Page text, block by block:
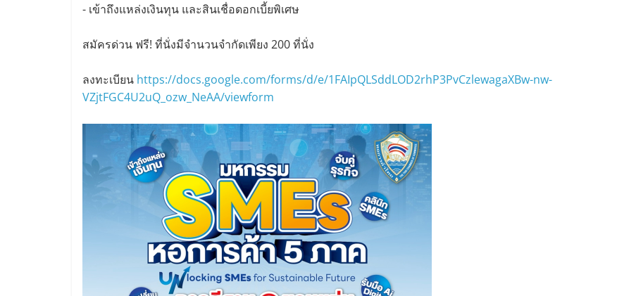
- เข้าถึงแหล่งเงินทุน และสินเชื่อดอกเบี้ยพิเศษ
สมัครด่วน ฟรี! ที่นั่งมีจำนวนจำกัดเพียง 200 ที่นั่ง
ลงทะเบียน https://docs.google.com/forms/d/e/1FAIpQLSddLOD2rhP3PvCzlewagaXBw-nw-
VZjtFGC4U2uQ_ozw_NeAA/viewform